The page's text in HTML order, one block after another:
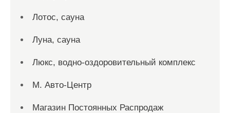
Лотос, сауна
Луна, сауна
Люкс, водно-оздоровительный комплекс
М. Авто-Центр
Магазин Постоянных Распродаж